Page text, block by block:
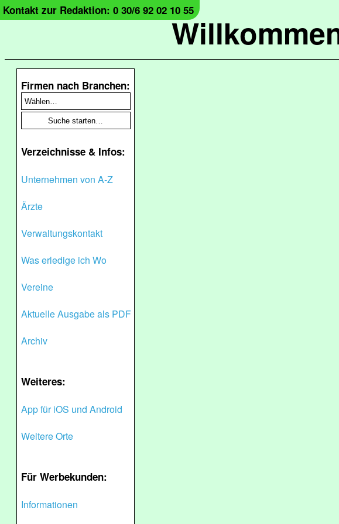
Kontakt zur Redaktion: 0 30/6 92 02 10 55
Firmen nach Branchen:
Verzeichnisse & Infos:
Unternehmen von A-Z
Ärzte
Verwaltungskontakt
Was erledige ich Wo
Vereine
Aktuelle Ausgabe als PDF
Archiv
Weiteres:
App für iOS und Android
Weitere Orte
Für Werbekunden:
Informationen